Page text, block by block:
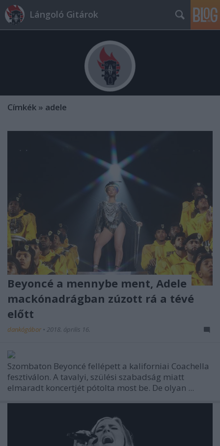
Lángoló Gitárok
Címkék » adele
Beyoncé a mennybe ment, Adele
mackónadrágban zúzott rá a tévé
előtt
dankógábor • 2018. április 16.
Szombaton Beyoncé fellépett a kaliforniai Coachella
fesztiválon. A tavalyi, szülési szabadság miatt
elmaradt koncertjét pótolta most be. De olyan ...